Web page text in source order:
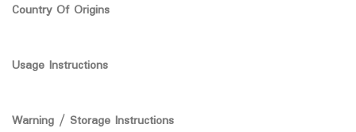
Country Of Origins
Usage Instructions
Warning / Storage Instructions